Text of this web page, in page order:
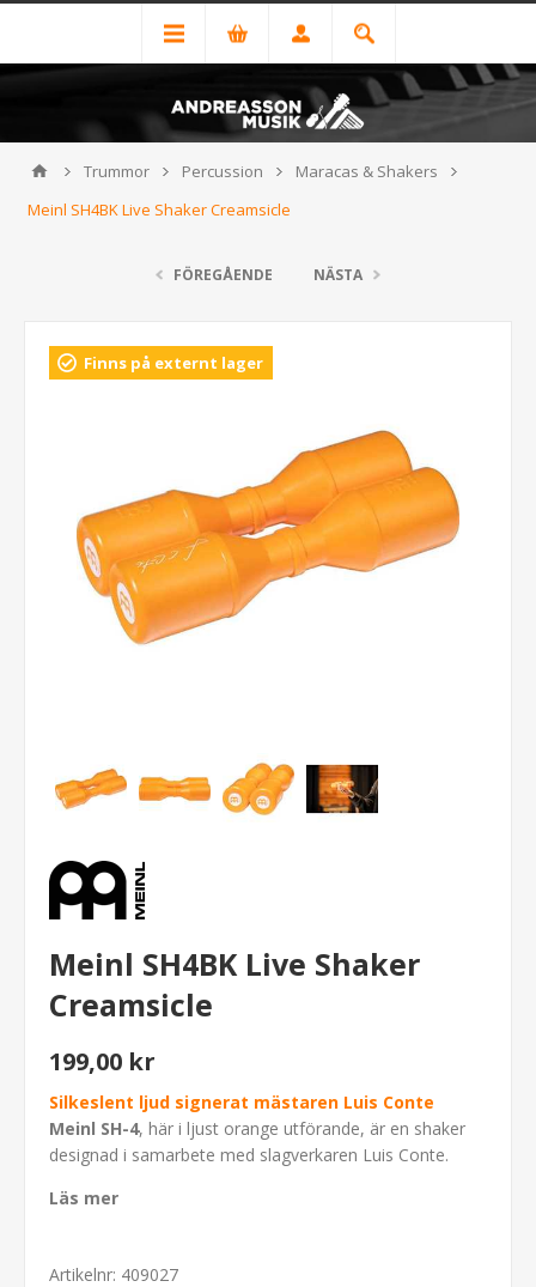
Trummor Percussion
Maracas & Shakers
Meinl SH4BK Live Shaker Creamsicle
FÖREGÅENDE NÄSTA
Finns på externt lager
Meinl SH4BK Live Shaker
Creamsicle
199,00 kr
Silkeslent ljud signerat mästaren Luis Conte
Meinl SH-4, här i ljust orange utförande, är en shaker
designad i samarbete med slagverkaren Luis Conte.
Läs mer
Artikelnr: 409027